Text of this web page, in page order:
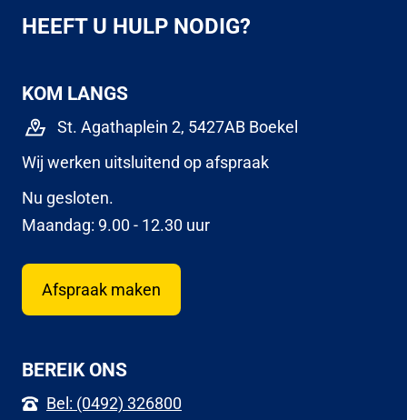
HEEFT U HULP NODIG?
KOM LANGS
St. Agathaplein 2, 5427AB Boekel
Wij werken uitsluitend op afspraak
Nu gesloten.
Maandag: 9.00 - 12.30 uur
Afspraak maken
BEREIK ONS
Bel: (0492) 326800